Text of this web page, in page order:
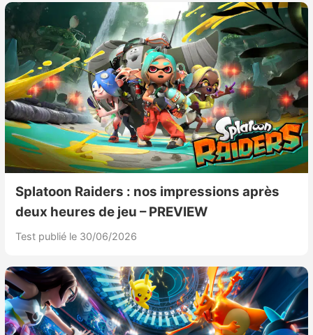
Splatoon Raiders : nos impressions après
deux heures de jeu – PREVIEW
Test publié le 30/06/2026